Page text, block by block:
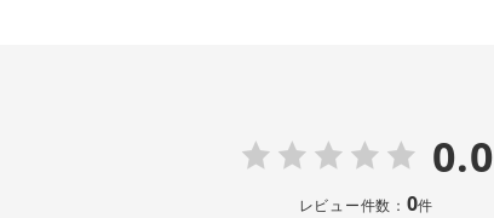
0.0
レビュー件数： 0件